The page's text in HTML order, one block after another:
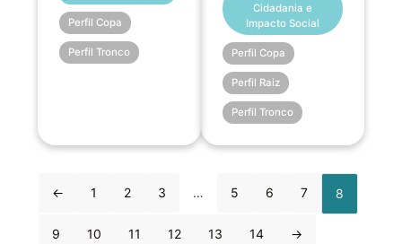
Perfil Copa
Perfil Tronco
Cidadania e
Impacto Social
Perfil Copa
Perfil Raiz
Perfil Tronco
← 1 2 3 … 5 6 7 8
9 10 11 12 13 14 →